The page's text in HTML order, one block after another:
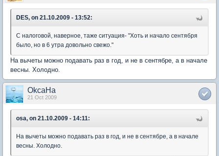
DES, on 21.10.2009 - 13:52:
С налоговой, наверное, таже ситуация- "Хоть и начало сентября
было, но в 6 утра довольно свежо."
На вычеты можно подавать раз в год, и не в сентябре, а в начале
весны. Холодно.
OkcaHa
21 Oct 2009
osa, on 21.10.2009 - 14:11:
На вычеты можно подавать раз в год, и не в сентябре, а в начале
весны. Холодно.